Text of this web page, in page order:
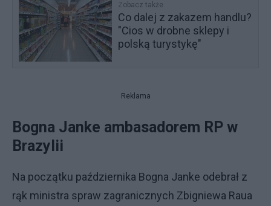
Zobacz także
Co dalej z zakazem handlu?
"Cios w drobne sklepy i
polską turystykę"
Reklama
Bogna Janke ambasadorem RP w
Brazylii
Na początku października Bogna Janke odebrał z
rąk ministra spraw zagranicznych ⁦Zbigniewa Raua